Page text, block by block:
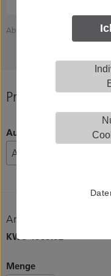
Abbildung zeigt KWS 1060.02
Produkt
Ausführung
Artikelnummer
KWS1060.02
Menge